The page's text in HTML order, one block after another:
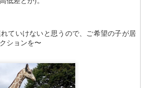
ていけないと思うので、ご希望の子が居
ションを〜